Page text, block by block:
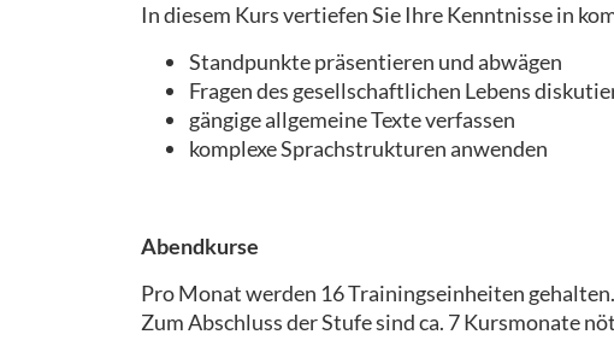
In diesem Kurs vertiefen Sie Ihre Kenntnisse in
Standpunkte präsentieren und abwägen
Fragen des gesellschaftlichen Lebens
gängige allgemeine Texte verfassen
komplexe Sprachstrukturen anwenden
Abendkurse
Pro Monat werden 16 Trainingseinheiten gehalten.
Zum Abschluss der Stufe sind ca. 7 Kursmonate